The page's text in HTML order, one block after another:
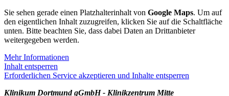
Sie sehen gerade einen Platzhalterinhalt von Google Maps. Um auf
den eigentlichen Inhalt zuzugreifen, klicken Sie auf die Schaltfläche
unten. Bitte beachten Sie, dass dabei Daten an Drittanbieter
weitergegeben werden.
Mehr Informationen
Inhalt entsperren
Erforderlichen Service akzeptieren und Inhalte entsperren
Klinikum Dortmund gGmbH - Klinikzentrum Mitte